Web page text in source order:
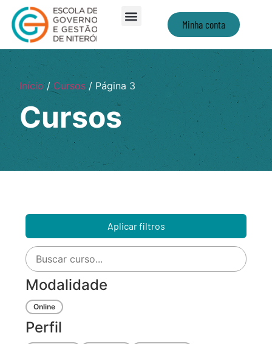
Minha conta
Início/Cursos/ Página 3
Cursos
Aplicar filtros
Modalidade
Online
Perfil